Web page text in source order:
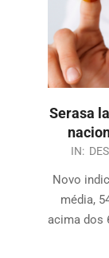
Serasa
IN:
Novo
média,
acima dos